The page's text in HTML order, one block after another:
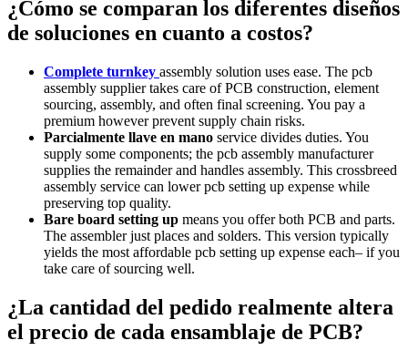
¿Cómo se comparan los diferentes diseños
de soluciones en cuanto a costos?
Complete turnkey assembly solution uses ease. The pcb
assembly supplier takes care of PCB construction, element
sourcing, assembly, and often final screening. You pay a
premium however prevent supply chain risks.
Parcialmente llave en mano service divides duties. You
supply some components; the pcb assembly manufacturer
supplies the remainder and handles assembly. This crossbreed
assembly service can lower pcb setting up expense while
preserving top quality.
Bare board setting up means you offer both PCB and parts.
The assembler just places and solders. This version typically
yields the most affordable pcb setting up expense each– if you
take care of sourcing well.
¿La cantidad del pedido realmente altera
el precio de cada ensamblaje de PCB?